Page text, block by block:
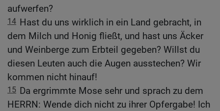
aufwerfen?
14 Hast du uns wirklich in ein Land gebracht, in
dem Milch und Honig fließt, und hast uns Äcker
und Weinberge zum Erbteil gegeben? Willst du
diesen Leuten auch die Augen ausstechen? Wir
kommen nicht hinauf!
15 Da ergrimmte Mose sehr und sprach zu dem
HERRN: Wende dich nicht zu ihrer Opfergabe! Ich